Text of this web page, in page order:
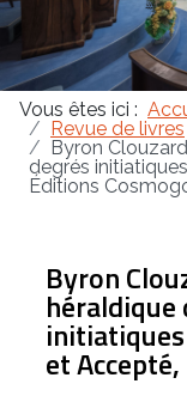
Vous êtes ici :
Revue de livres
Byron
degrés
Éditions
Byron
héraldique
initiatiques
et
Masonica 47
Masonica 46
Masonica 45